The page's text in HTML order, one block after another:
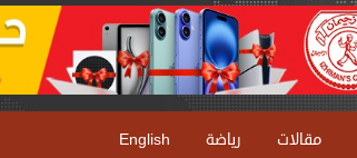
مقالات رياضة English